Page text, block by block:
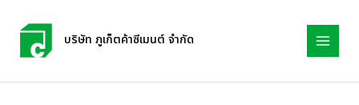
content
บริษัท ภูเก็ตค้าซีเมนต์ จำกัด